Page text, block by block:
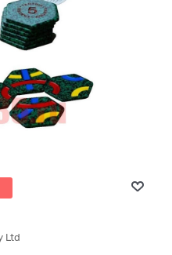
Ltd